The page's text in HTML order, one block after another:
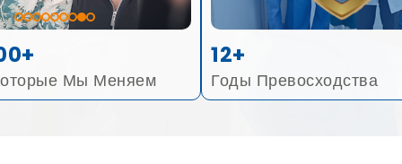
Мы Меняем
12+
Годы Превосходства